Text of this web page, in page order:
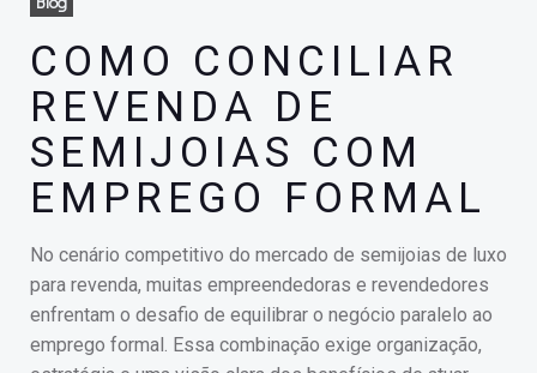
COMO CONCILIAR
REVENDA DE
SEMIJOIAS COM
EMPREGO FORMAL
No cenário competitivo do mercado de semijoias de luxo
para revenda, muitas empreendedoras e revendedores
enfrentam o desafio de equilibrar o negócio paralelo ao
emprego formal. Essa combinação exige organização,